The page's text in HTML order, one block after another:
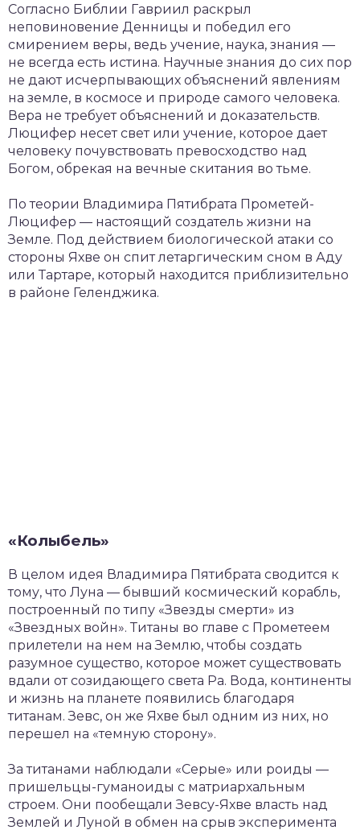
Согласно Библии Гавриил раскрыл
неповиновение Денницы и победил его
смирением веры, ведь учение, наука, знания —
не всегда есть истина. Научные знания до сих пор
не дают исчерпывающих объяснений явлениям
на земле, в космосе и природе самого человека.
Вера не требует объяснений и доказательств.
Люцифер несет свет или учение, которое дает
человеку почувствовать превосходство над
Богом, обрекая на вечные скитания во тьме.
По теории Владимира Пятибрата Прометей-
Люцифер — настоящий создатель жизни на
Земле. Под действием биологической атаки со
стороны Яхве он спит летаргическим сном в Аду
или Тартаре, который находится приблизительно
в районе Геленджика.
«Колыбель»
В целом идея Владимира Пятибрата сводится к
тому, что Луна — бывший космический корабль,
построенный по типу «Звезды смерти» из
«Звездных войн». Титаны во главе с Прометеем
прилетели на нем на Землю, чтобы создать
разумное существо, которое может существовать
вдали от созидающего света Ра. Вода, континенты
и жизнь на планете появились благодаря
титанам. Зевс, он же Яхве был одним из них, но
перешел на «темную сторону».
За титанами наблюдали «Серые» или роиды —
пришельцы-гуманоиды с матриархальным
строем. Они пообещали Зевсу-Яхве власть над
Землей и Луной в обмен на срыв эксперимента